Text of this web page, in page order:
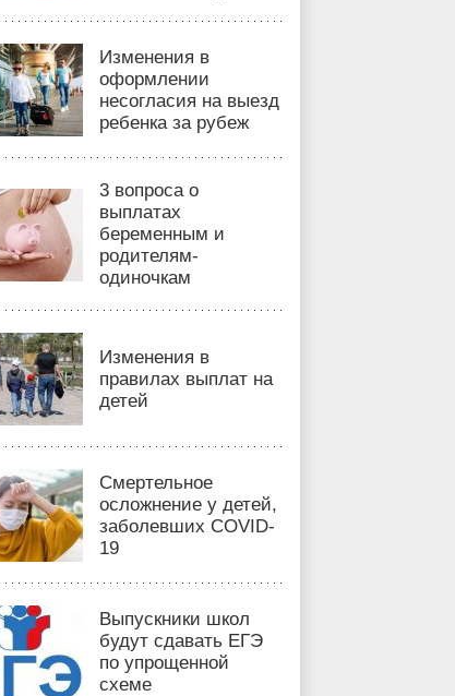
Изменения в
оформлении
несогласия на выезд
ребенка за рубеж
3 вопроса о
выплатах
беременным и
родителям-
одиночкам
Изменения в
правилах выплат на
детей
Смертельное
осложнение у детей,
заболевших COVID-
19
Выпускники школ
будут сдавать ЕГЭ
по упрощенной
схеме